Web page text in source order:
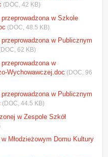
(DOC, 42 KB)
w Szkole
(DOC, 48.5 KB)
w Publicznym
62 KB)
w
Wychowawczej.doc (DOC, 96
w Publicznym
(DOC, 44.5 KB)
w Zespole Szkół
Młodzieżowym Domu Kultury